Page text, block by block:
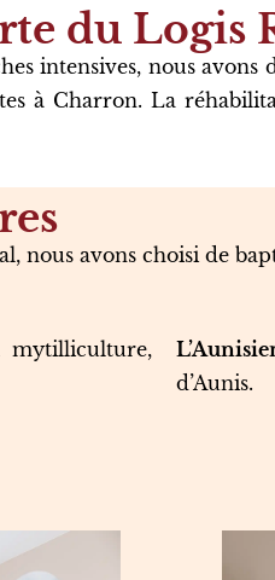
du Logis
intensives, nous
à Charron. La
nous avons choisi de
d’Aunis.